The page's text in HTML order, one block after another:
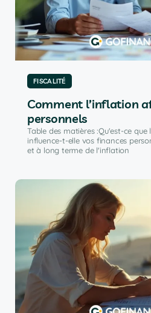
FISCALITÉ
Comment l’inflation
personnels
Table des matières :Qu'est-ce
influence-t-elle vos finances
et à long terme de l'inflation